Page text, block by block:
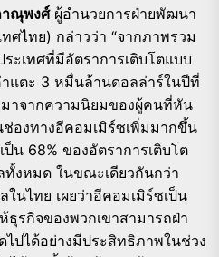
าณุพงศ์ผู้อำนวยการฝ่ายพัฒนา
ศไทย) กล่าวว่า “จากภาพรวม
ะเทศที่มีอัตราการเติบโตแบบ
แตะ 3 หมื่นล้านดอลล่าร์ในปีที่
มาจากความนิยมของผู้คนที่หัน
ช่องทางอีคอมเมิร์ซเพิ่มมากขึ้น
น 68% ของอัตราการเติบโต
ทั้งหมด ในขณะเดียวกันกว่า
ในไทย เผยว่าอีคอมเมิร์ซเป็น
ธุรกิจของพวกเขาสามารถฝ่า
ไปได้อย่างมีประสิทธิภาพในช่วง